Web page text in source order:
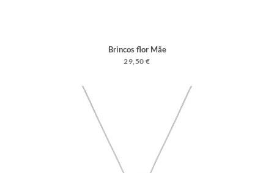
Brincos flor Mãe
29,50 €